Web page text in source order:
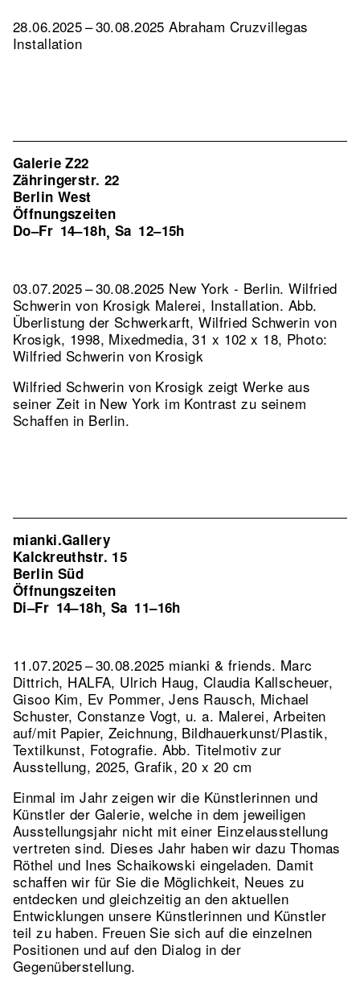
28.06.2025 – 30.08.2025 Abraham Cruzvillegas
Installation
Galerie Z22
Zähringerstr. 22
Berlin West
Öffnungszeiten
Do–Fr 14–18h, Sa 12–15h
03.07.2025 – 30.08.2025 New York - Berlin. Wilfried
Schwerin von Krosigk Malerei, Installation. Abb.
Überlistung der Schwerkarft, Wilfried Schwerin von
Krosigk, 1998, Mixedmedia, 31 x 102 x 18, Photo:
Wilfried Schwerin von Krosigk
Wilfried Schwerin von Krosigk zeigt Werke aus
seiner Zeit in New York im Kontrast zu seinem
Schaffen in Berlin.
mianki.Gallery
Kalckreuthstr. 15
Berlin Süd
Öffnungszeiten
Di–Fr 14–18h, Sa 11–16h
11.07.2025 – 30.08.2025 mianki & friends. Marc
Dittrich, HALFA, Ulrich Haug, Claudia Kallscheuer,
Gisoo Kim, Ev Pommer, Jens Rausch, Michael
Schuster, Constanze Vogt, u. a. Malerei, Arbeiten
auf/mit Papier, Zeichnung, Bildhauerkunst/Plastik,
Textilkunst, Fotografie. Abb. Titelmotiv zur
Ausstellung, 2025, Grafik, 20 x 20 cm
Einmal im Jahr zeigen wir die Künstlerinnen und
Künstler der Galerie, welche in dem jeweiligen
Ausstellungsjahr nicht mit einer Einzelausstellung
vertreten sind. Dieses Jahr haben wir dazu Thomas
Röthel und Ines Schaikowski eingeladen. Damit
schaffen wir für Sie die Möglichkeit, Neues zu
entdecken und gleichzeitig an den aktuellen
Entwicklungen unsere Künstlerinnen und Künstler
teil zu haben. Freuen Sie sich auf die einzelnen
Positionen und auf den Dialog in der
Gegenüberstellung.